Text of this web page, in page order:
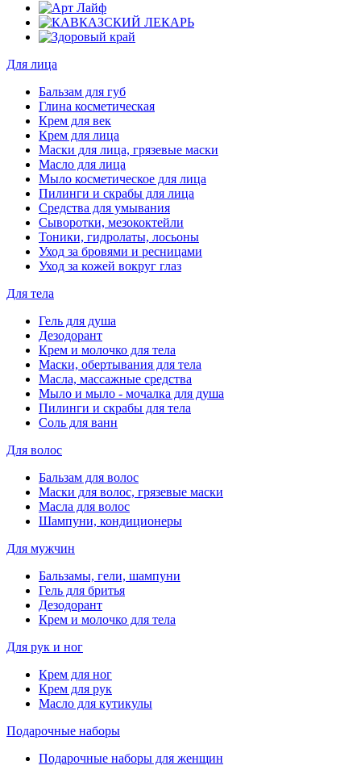
Для лица
Бальзам для губ
Глина косметическая
Крем для век
Крем для лица
Маски для лица, грязевые маски
Масло для лица
Мыло косметическое для лица
Пилинги и скрабы для лица
Средства для умывания
Сыворотки, мезококтейли
Тоники, гидролаты, лосьоны
Уход за бровями и ресницами
Уход за кожей вокруг глаз
Для тела
Гель для душа
Дезодорант
Крем и молочко для тела
Маски, обертывания для тела
Масла, массажные средства
Мыло и мыло - мочалка для душа
Пилинги и скрабы для тела
Соль для ванн
Для волос
Бальзам для волос
Маски для волос, грязевые маски
Масла для волос
Шампуни, кондиционеры
Для мужчин
Бальзамы, гели, шампуни
Гель для бритья
Дезодорант
Крем и молочко для тела
Для рук и ног
Крем для ног
Крем для рук
Масло для кутикулы
Подарочные наборы
Подарочные наборы для женщин